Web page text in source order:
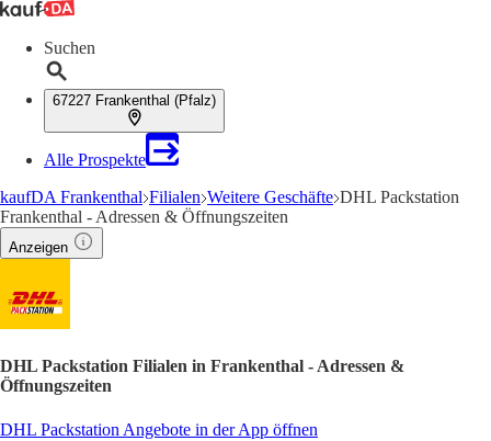
Suchen
67227 Frankenthal (Pfalz)
Alle Prospekte
kaufDA Frankenthal Filialen Weitere Geschäfte DHL Packstation
Frankenthal - Adressen & Öffnungszeiten
Anzeigen
DHL Packstation Filialen in Frankenthal - Adressen &
Öffnungszeiten
DHL Packstation Angebote in der App öffnen